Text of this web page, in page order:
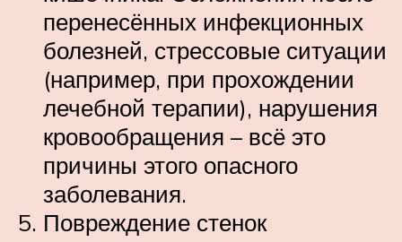
перенесённых инфекционных
болезней, стрессовые ситуации
(например, при прохождении
лечебной терапии), нарушения
кровообращения – всё это
причины этого опасного
заболевания.
Повреждение стенок